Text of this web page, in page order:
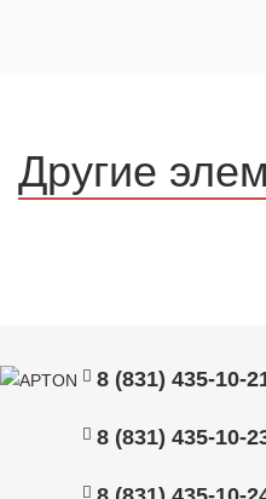
Другие
8 (831) 435-10-
8 (831) 435-10-